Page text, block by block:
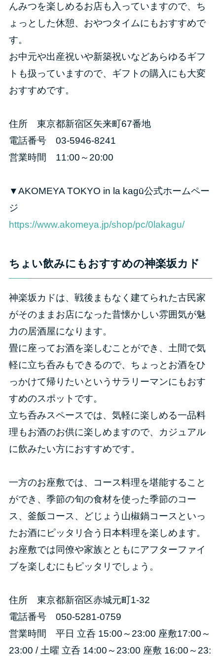
んみつを楽しめるお店も入っていますので、ち
ょっとした休憩、おやつタイムにもおすすめで
す。
お中元や出産祝いや新築祝いなどあらゆるギフ
トも扱っていますので、ギフトの購入にも大変
おすすめです。
住所 東京都新宿区矢来町67番地
電話番号 03-5946-8241
営業時間 11:00～20:00
▼AKOMEYA TOKYO in la kagū公式ホームペー
ジ
https://www.akomeya.jp/shop/pc/0lakagu/
ちょい飲みにもおすすめの神楽坂カド
神楽坂カドは、戦後まもなく建てられた古民家
がそのままお店になった昔懐かしい雰囲気が魅
力の居酒屋になります。
畳に座ってお酒を楽しむことができ、土間で気
軽に立ち呑みもできるので、ちょっとお酒をひ
っかけて帰りたいというサラリーマンにもおす
すめのスポットです。
立ち呑みスペースでは、気軽に楽しめる一品料
理もお酒のお供に楽しめますので、カジュアル
に飲みたい方におすすめです。
一方のお座敷では、コース料理を堪能すること
ができ、季節の旬の食材を使った季節のコー
ス、釜飯コース、どじょう山椒鍋コースといっ
たお酒にピッタリ合う日本料理を楽しめます。
お座敷では同僚や家族とともにアフターファイ
ブを楽しむにもピッタリでしょう。
住所 東京都新宿区赤城元町1-32
電話番号 050-5281-0759
営業時間 平日 立呑 15:00～23:00 座敷17:00～
23:00 / 土曜 立呑 14:00～23:00 座敷 16:00～23: